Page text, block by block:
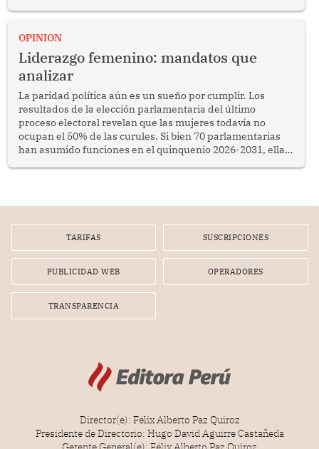
OPINION
Liderazgo femenino: mandatos que
analizar
La paridad política aún es un sueño por cumplir. Los
resultados de la elección parlamentaria del último
proceso electoral revelan que las mujeres todavía no
ocupan el 50% de las curules. Si bien 70 parlamentarias
han asumido funciones en el quinquenio 2026-2031, ellas
TARIFAS SUSCRIPCIONES
PUBLICIDAD WEB OPERADORES
TRANSPARENCIA
Director(e): Félix Alberto Paz Quiroz
Presidente de Directorio: Hugo David Aguirre Castañeda